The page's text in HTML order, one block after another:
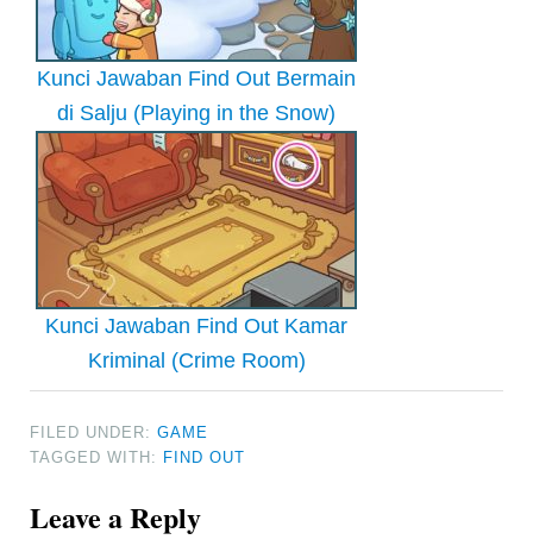
Kunci Jawaban Find Out Bermain
di Salju (Playing in the Snow)
Kunci Jawaban Find Out Kamar
Kriminal (Crime Room)
FILED UNDER:GAME
TAGGED WITH: FIND OUT
Reader
Leave a Reply